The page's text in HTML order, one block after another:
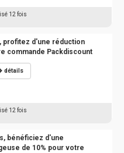
12 fois
profitez d'une réduction
commande Packdiscount
détails
12 fois
bénéficiez d'une
de 10% pour votre